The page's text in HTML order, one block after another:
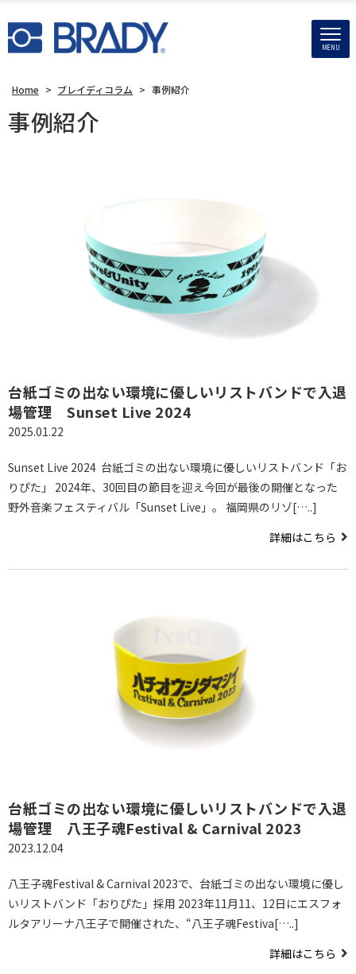
MENU
Home > ブレイディコラム > 事例紹介
事例紹介
台紙ゴミの出ない環境に優しいリストバンドで入退
場管理 Sunset Live 2024
2025.01.22
Sunset Live 2024 台紙ゴミの出ない環境に優しいリストバンド「お
りぴた」 2024年、30回目の節目を迎え今回が最後の開催となった
野外音楽フェスティバル「Sunset Live」。 福岡県のリゾ[…..]
詳細はこちら
台紙ゴミの出ない環境に優しいリストバンドで入退
場管理 八王子魂Festival & Carnival 2023
2023.12.04
八王子魂Festival & Carnival 2023で、台紙ゴミの出ない環境に優し
いリストバンド「おりぴた」採用 2023年11月11、12日にエスフォ
ルタアリーナ八王子で開催された、“八王子魂Festiva[…..]
詳細はこちら